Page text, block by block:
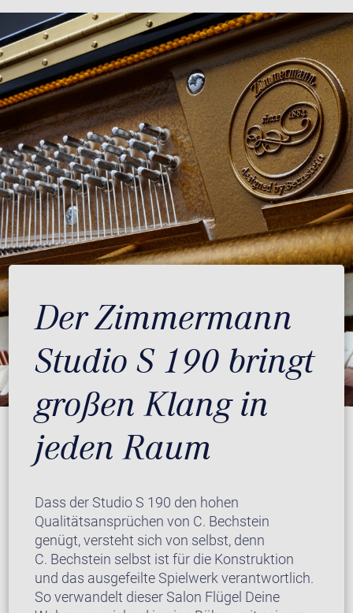
Der Zimmermann
Studio S 190 bringt
großen Klang in
jeden Raum
Dass der Studio S 190 den hohen
Qualitätsansprüchen von C. Bechstein
genügt, versteht sich von selbst, denn
C. Bechstein selbst ist für die Konstruktion
und das ausgefeilte Spielwerk verantwortlich.
So verwandelt dieser Salon Flügel Deine